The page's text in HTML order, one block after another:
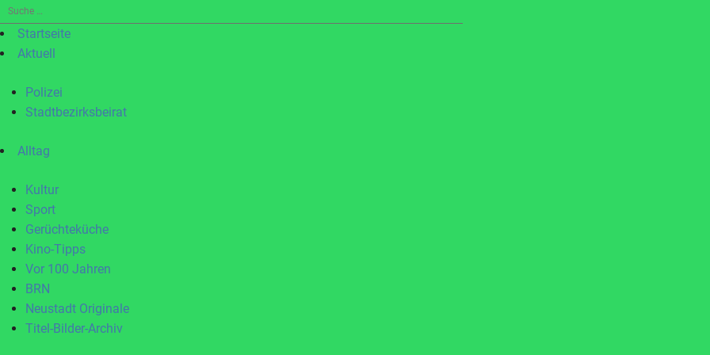
Suche
nach:Startseite
Aktuell
Polizei
Stadtbezirksbeirat
Alltag
Kultur
Sport
Gerüchteküche
Kino-Tipps
Vor 100 Jahren
BRN
Neustadt Originale
Titel-Bilder-Archiv